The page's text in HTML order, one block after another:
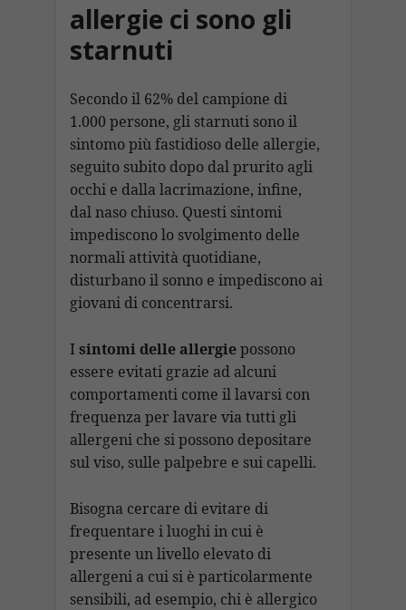
allergie ci sono gli
starnuti
Secondo il 62% del campione di
1.000 persone, gli starnuti sono il
sintomo più fastidioso delle allergie,
seguito subito dopo dal prurito agli
occhi e dalla lacrimazione, infine,
dal naso chiuso. Questi sintomi
impediscono lo svolgimento delle
normali attività quotidiane,
disturbano il sonno e impediscono ai
giovani di concentrarsi.
I sintomi delle allergiepossono
essere evitati grazie ad alcuni
comportamenti come il lavarsi con
frequenza per lavare via tutti gli
allergeni che si possono depositare
sul viso, sulle palpebre e sui capelli.
Bisogna cercare di evitare di
frequentare i luoghi in cui è
presente un livello elevato di
allergeni a cui si è particolarmente
sensibili, ad esempio, chi è allergico